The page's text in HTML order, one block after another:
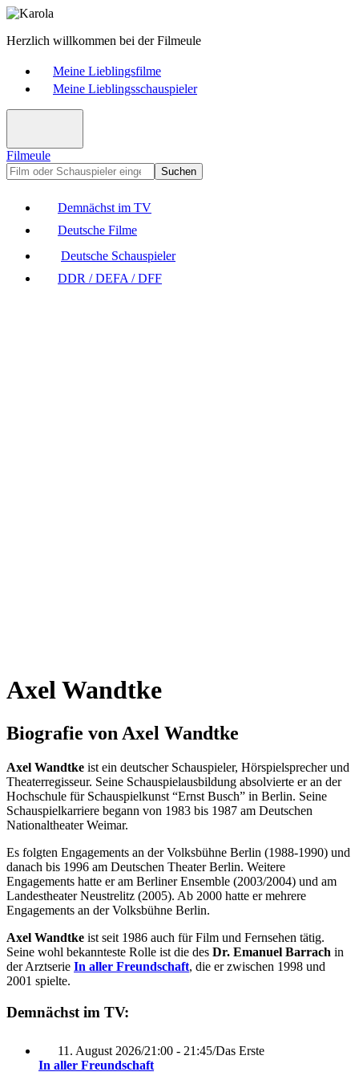
Herzlich willkommen bei der Filmeule
Meine Lieblingsfilme
Meine Lieblingsschauspieler
Filmeule
Suchen
Demnächst im TV
Deutsche Filme
Deutsche Schauspieler
DDR / DEFA / DFF
Axel Wandtke
Biografie von Axel Wandtke
Axel Wandtke ist ein deutscher Schauspieler, Hörspielsprecher und
Theaterregisseur. Seine Schauspielausbildung absolvierte er an der
Hochschule für Schauspielkunst “Ernst Busch” in Berlin. Seine
Schauspielkarriere begann von 1983 bis 1987 am Deutschen
Nationaltheater Weimar.
Es folgten Engagements an der Volksbühne Berlin (1988-1990) und
danach bis 1996 am Deutschen Theater Berlin. Weitere
Engagements hatte er am Berliner Ensemble (2003/2004) und am
Landestheater Neustrelitz (2005). Ab 2000 hatte er mehrere
Engagements an der Volksbühne Berlin.
Axel Wandtke ist seit 1986 auch für Film und Fernsehen tätig.
Seine wohl bekannteste Rolle ist die des Dr. Emanuel Barrach in
der Arztserie In aller Freundschaft, die er zwischen 1998 und
2001 spielte.
Demnächst im TV:
11. August 2026/21:00 - 21:45/Das Erste
In aller Freundschaft